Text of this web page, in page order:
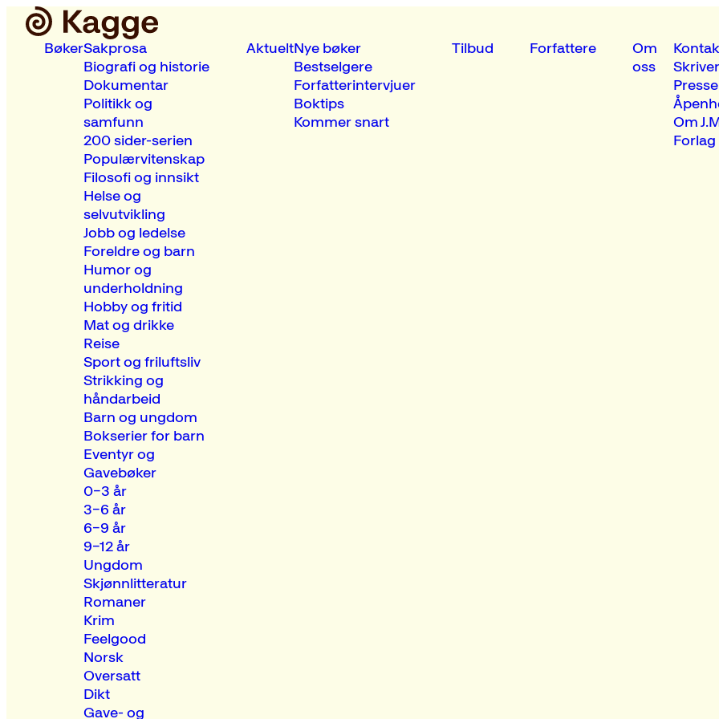
BøkerSakprosa
Biografi og historie
Dokumentar
Politikk og
samfunn
200 sider-serien
Populærvitenskap
Filosofi og innsikt
Helse og
selvutvikling
Jobb og ledelse
Foreldre og barn
Humor og
underholdning
Hobby og fritid
Mat og drikke
Reise
Sport og friluftsliv
Strikking og
håndarbeid
Barn og ungdom
Bokserier for barn
Eventyr og
Gavebøker
0–3 år
3–6 år
6–9 år
9–12 år
Ungdom
Skjønnlitteratur
Romaner
Krim
Feelgood
Norsk
Oversatt
Dikt
Gave- og
AktueltNye bøker
Bestselgere
Forfatterintervjuer
Boktips
Kommer snart
Tilbud Forfattere
Om
oss
Presse
Om
Forlag